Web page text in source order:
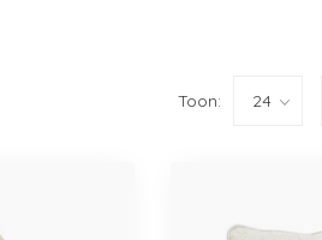
Toon: